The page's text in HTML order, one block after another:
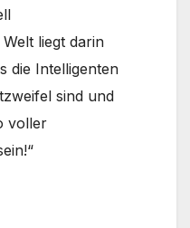
liegt darin
die Intelligenten
sind und
voller